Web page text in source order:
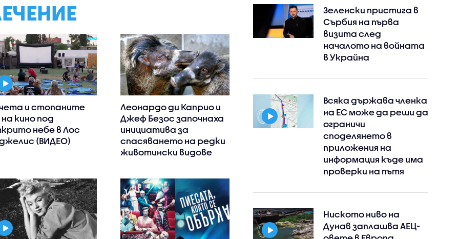
и стопаните
кино под
небе в Лос
(ВИДЕО)
Леонардо ди Каприо и
Джеф Безос започнаха
инициатива за
спасяването на редки
животински видове
Зеленски пристига в
Сърбия на първа
визита след
началото на войната
в Украйна
Всяка държава членка
на ЕС може да реши да
ограничи
споделянето в
приложения на
информация къде има
проверки на пътя
Ниското ниво на
Дунав заплашва АЕЦ-